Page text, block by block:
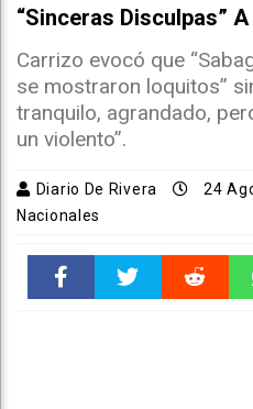
“sinceras Disculpas”
Carrizo evocó que
se mostraron loquitos”
tranquilo, agrandado,
un violento”.
Diario De Rivera 24
Nacionales